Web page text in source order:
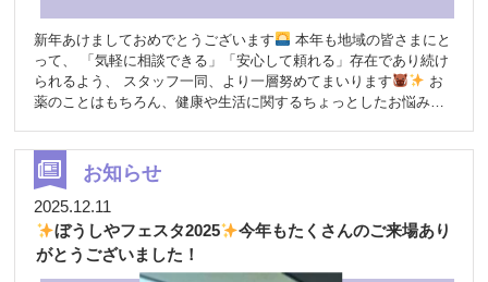
い 七五三から終活まで、人生のご相談会も実施！
ご予約・お
問い合わせ TEL：079-222-2537 （ライフサポートショップ ラポ
ール） 健康・美容・笑顔が集まる1日
「ちょっと寄ってみよ
う」が大歓迎のイベントです！ ぜひお気軽にお立ち寄りくださ
い。
新年あけましておめでとうございます
本年も地域の皆さまにと
って、 「気軽に相談できる」「安心して頼れる」存在であり続け
られるよう、 スタッフ一同、より一層努めてまいります
お
薬のことはもちろん、健康や生活に関するちょっとしたお悩み
せ】 2026年1月より、香呂店の土曜日の営業時間が変更になりま
す
ご不便をおかけする点もあるかと存じますが、 何卒ご理解賜りま
すようお願い申し上げます。 今後とも、よろしくお願いいたしま
す。
お知らせ
2025.12.11
ぼうしやフェスタ2025
今年もたくさんのご来場あり
がとうございました！